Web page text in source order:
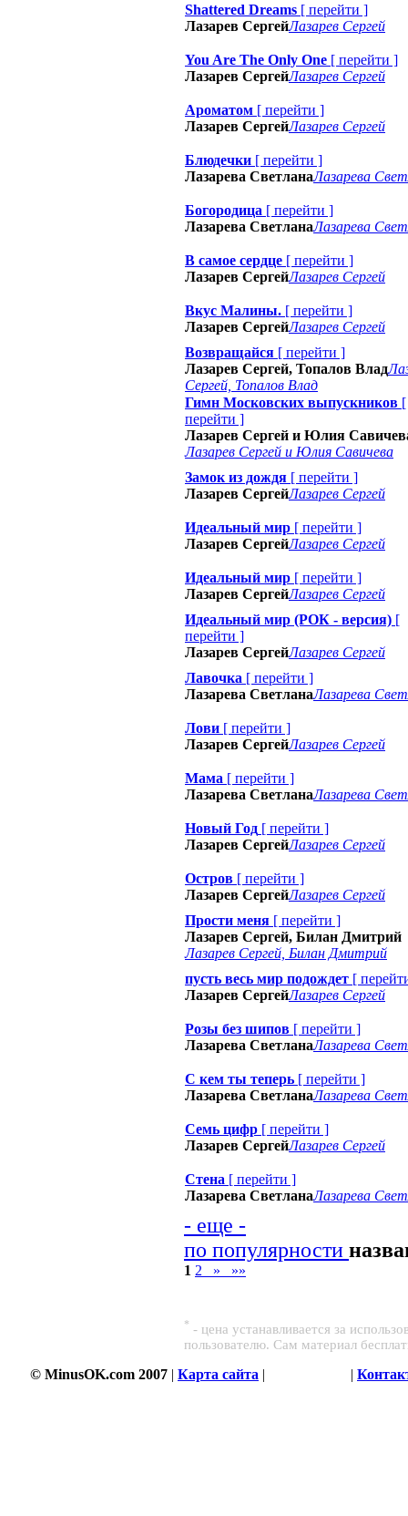
Shattered Dreams [ перейти ]
Лазарев СергейЛазарев Сергей
You Are The Only One [ перейти ]
Лазарев СергейЛазарев Сергей
Ароматом [ перейти ]
Лазарев СергейЛазарев Сергей
Блюдечки [ перейти ]
Лазарева СветланаЛазарева
Богородица [ перейти ]
Лазарева СветланаЛазарева
В самое сердце [ перейти ]
Лазарев СергейЛазарев Сергей
Вкус Малины. [ перейти ]
Лазарев СергейЛазарев Сергей
Возвращайся [ перейти ]
Лазарев Сергей, Топалов Влад
Сергей, Топалов Влад
Гимн Московских выпускников [
перейти ]
Лазарев Сергей и Юлия
Лазарев Сергей и Юлия Савичева
Замок из дождя [ перейти ]
Лазарев СергейЛазарев Сергей
Идеальный мир [ перейти ]
Лазарев СергейЛазарев Сергей
Идеальный мир [ перейти ]
Лазарев СергейЛазарев Сергей
Идеальный мир (РОК - версия) [
перейти ]
Лазарев СергейЛазарев Сергей
Лавочка [ перейти ]
Лазарева СветланаЛазарева
Лови [ перейти ]
Лазарев СергейЛазарев Сергей
Мама [ перейти ]
Лазарева СветланаЛазарева
Новый Год [ перейти ]
Лазарев СергейЛазарев Сергей
Остров [ перейти ]
Лазарев СергейЛазарев Сергей
Прости меня [ перейти ]
Лазарев Сергей, Билан Дмитрий
Лазарев Сергей, Билан Дмитрий
пусть весь мир подождет [
Лазарев СергейЛазарев Сергей
Розы без шипов [ перейти ]
Лазарева СветланаЛазарева
С кем ты теперь [ перейти ]
Лазарева СветланаЛазарева
Семь цифр [ перейти ]
Лазарев СергейЛазарев Сергей
Стена [ перейти ]
Лазарева СветланаЛазарева
- еще -
по популярности
1 2 » »»
* - цена устанавливается за
пользователю. Сам материал
© MinusOK.com 2007 | Карта сайта | |